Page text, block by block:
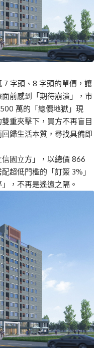
7 字頭、8 字頭的單價，讓
前感到「期待崩潰」，市
萬的「總價地獄」現
重夾擊下，買方不再盲目
歸生活本質，尋找具備即
園立方」，以總價 866
超低門檻的「訂簽 3%」
，不再是遙遠之隔。